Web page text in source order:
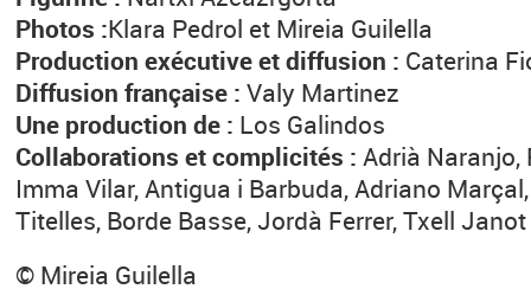
Photos :Klara Pedrol et Mireia Guilella
Production exécutive et diffusion : Caterina
Diffusion française :Valy Martinez
Une production de : Los Galindos
Collaborations et complicités : Adrià Naranjo,
Imma Vilar, Antigua i Barbuda, Adriano
Titelles, Borde Basse, Jordà Ferrer, Txell Janot
© Mireia Guilella